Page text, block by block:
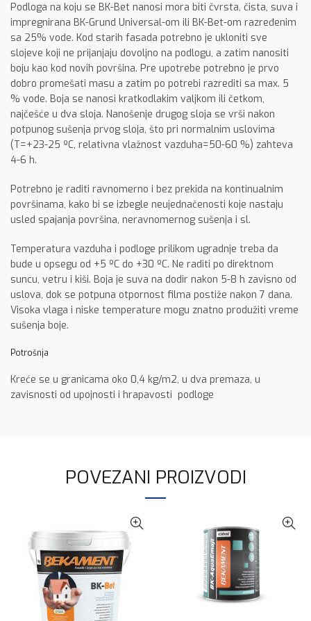
Podloga na koju se BK-Bet nanosi mora biti čvrsta, čista, suva i
impregnirana BK-Grund Universal-om ili BK-Bet-om razređenim
sa 25% vode. Kod starih fasada potrebno je ukloniti sve
slojeve koji ne prijanjaju dovoljno na podlogu, a zatim nanositi
boju kao kod novih površina. Pre upotrebe potrebno je prvo
dobro promešati masu a zatim po potrebi razrediti sa max. 5
% vode. Boja se nanosi kratkodlakim valjkom ili četkom,
najčešće u dva sloja. Nanošenje drugog sloja se vrši nakon
potpunog sušenja prvog sloja, što pri normalnim uslovima
(T=+23-25 ºC, relativna vlažnost vazduha=50-60 %) zahteva
4-6 h.
Potrebno je raditi ravnomerno i bez prekida na kontinualnim
površinama, kako bi se izbegle neujednačenosti koje nastaju
usled spajanja površina, neravnomernog sušenja i sl.
Temperatura vazduha i podloge prilikom ugradnje treba da
bude u opsegu od +5 ºC do +30 ºC. Ne raditi po direktnom
suncu, vetru i kiši. Boja je suva na dodir nakon 5-8 h zavisno od
uslova, dok se potpuna otpornost filma postiže nakon 7 dana.
Visoka vlaga i niske temperature mogu znatno produžiti vreme
sušenja boje.
Potrošnja
Kreće se u granicama oko 0,4 kg/m2, u dva premaza, u
zavisnosti od upojnosti i hrapavosti podloge
POVEZANI PROIZVODI